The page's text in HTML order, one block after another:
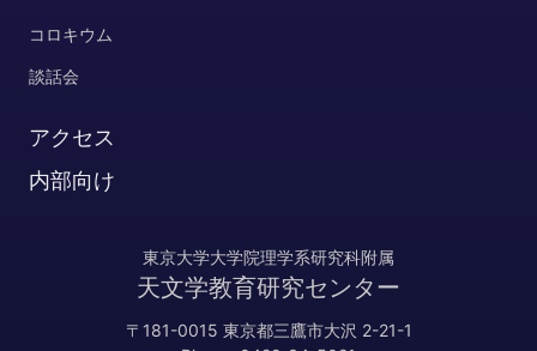
コロキウム
談話会
アクセス
内部向け
東京大学大学院理学系研究科附属
天文学教育研究センター
〒181-0015 東京都三鷹市大沢 2-21-1